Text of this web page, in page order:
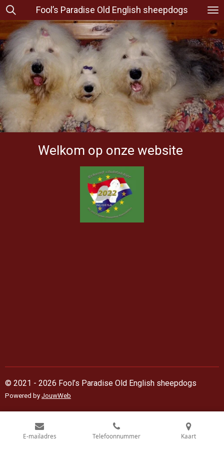
Ga
direct
naar
de
hoofdinhoud
Fool’s Paradise Old English sheepdogs
Welkom op onze website
© 2021 - 2026 Fool’s Paradise Old English sheepdogs
Powered by JouwWeb
E-mailadres Telefoonnummer Kaart